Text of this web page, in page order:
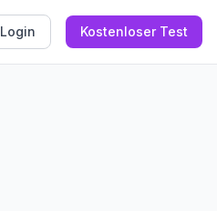
Login Kostenloser Test